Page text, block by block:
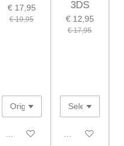
€ 17,95
€ 19,95
In winkelwagen
3DS
€ 12,95
€ 17,95
In winkelwagen